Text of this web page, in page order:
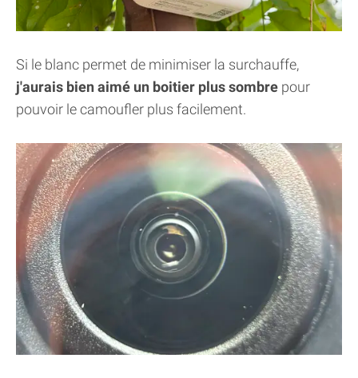
Si le blanc permet de minimiser la surchauffe,
j'aurais bien aimé un boitier plus sombre pour
pouvoir le camoufler plus facilement.